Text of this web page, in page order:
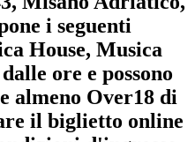
i seguenti
House, Musica
ore e possono
almeno Over18 di
il biglietto online